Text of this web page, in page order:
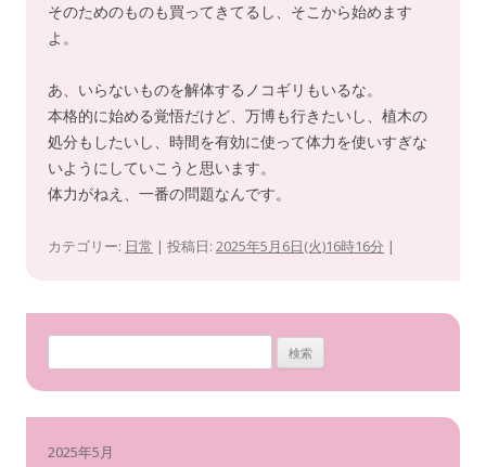
そのためのものも買ってきてるし、そこから始めます
よ。
あ、いらないものを解体するノコギリもいるな。
本格的に始める覚悟だけど、万博も行きたいし、植木の
処分もしたいし、時間を有効に使って体力を使いすぎな
いようにしていこうと思います。
体力がねえ、一番の問題なんです。
カテゴリー: 日常 | 投稿日: 2025年5月6日(火)16時16分 |
索
2025年5月